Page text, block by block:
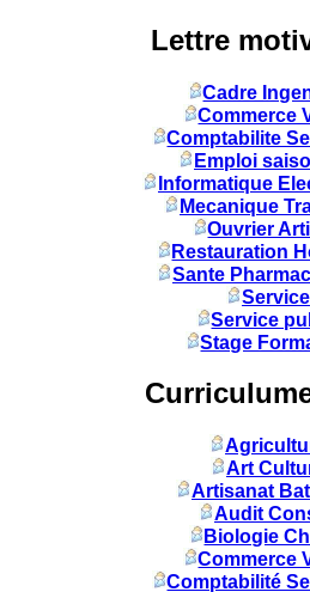
Lettre
Cadre
Commerce
Comptabilite
Emploi
Informatique
Mecanique
Ouvrier
Restauration
Sante
Service
Service
Stage
Art
Artisanat
Audit
Biologie
Commerce
Comptabilité